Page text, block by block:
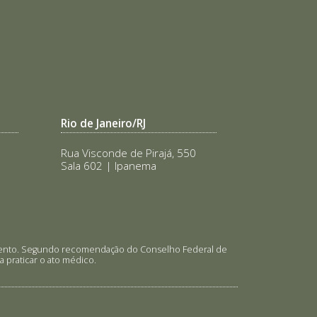
Rio de Janeiro/RJ
Rua Visconde de Pirajá, 550
Sala 602 | Ipanema
Segundo recomendação do Conselho Federal de
praticar o ato médico.